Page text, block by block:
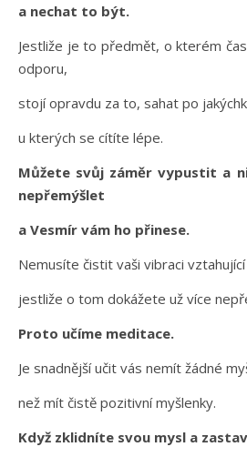
a nechat to být.
Jestliže je to předmět, o kterém
odporu,
stojí opravdu za to, sahat po
u kterých se cítíte lépe.
Můžete svůj záměr vypustit a
nepřemýšlet
a Vesmír vám ho přinese.
Nemusíte čistit vaši vibraci
jestliže o tom dokážete už více
Proto učíme meditace.
Je snadnější učit vás nemít žádné
než mít čistě pozitivní myšlenky.
Když zklidníte svou mysl a